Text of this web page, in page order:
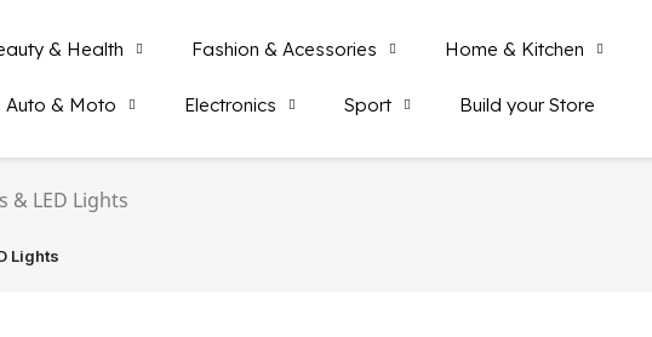
& Health Fashion & Acessories Home & Kitchen
Auto & Moto Electronics Sport Build your Store
& LED Lights
Lights